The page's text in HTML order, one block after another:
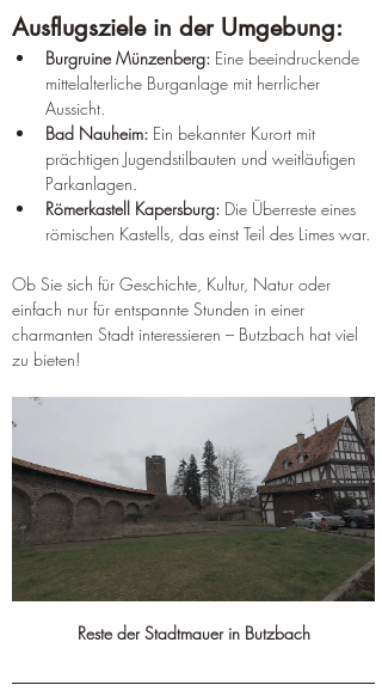
Ausflugsziele in der Umgebung:
Burgruine Münzenberg: Eine beeindruckende
mittelalterliche Burganlage mit herrlicher
Aussicht.
Bad Nauheim: Ein bekannter Kurort mit
prächtigen Jugendstilbauten und weitläufigen
Parkanlagen.
Römerkastell Kapersburg: Die Überreste eines
römischen Kastells, das einst Teil des Limes war.
Ob Sie sich für Geschichte, Kultur, Natur oder
einfach nur für entspannte Stunden in einer
charmanten Stadt interessieren – Butzbach hat viel
zu bieten!
Reste der Stadtmauer in Butzbach